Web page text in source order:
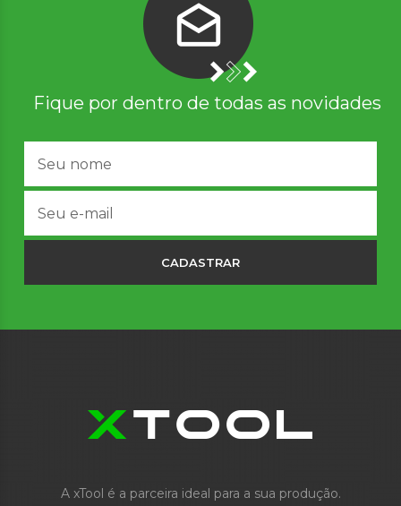
Fique por dentro de todas as novidades
CADASTRAR
A xTool é a parceira ideal para a sua produção.